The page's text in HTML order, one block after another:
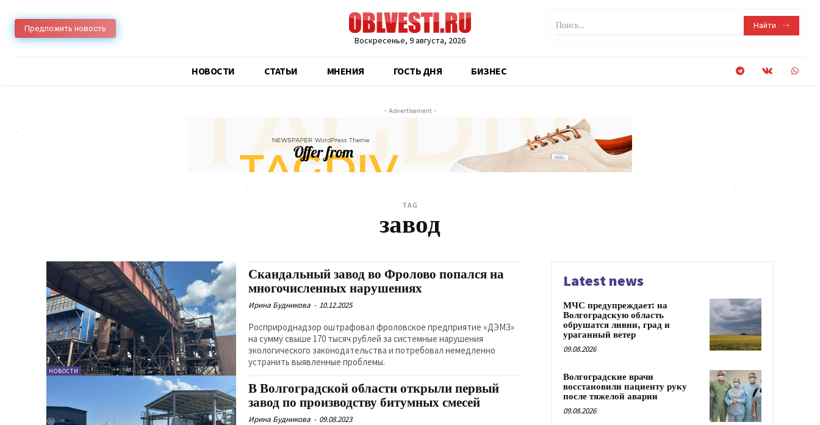
Предложить новость
Воскресенье, 9 августа, 2026
Поиск... Найти
НОВОСТИ CТАТЬИ МНЕНИЯ ГОСТЬ ДНЯ БИЗНЕС
- Advertisement -
TAG
завод
НОВОСТИ
Скандальный завод во Фролово попался на
многочисленных нарушениях
Ирина Будникова - 10.12.2025
Росприроднадзор оштрафовал фроловское предприятие «ДЭМЗ»
на сумму свыше 170 тысяч рублей за системные нарушения
экологического законодательства и потребовал немедленно
устранить выявленные проблемы.
В Волгоградской области открыли первый
завод по производству битумных смесей
Ирина Будникова - 09.08.2023
Latest news
МЧС предупреждает: на
Волгоградскую область
обрушатся ливни, град и
ураганный ветер
09.08.2026
Волгоградские врачи
восстановили пациенту руку
после тяжелой аварии
09.08.2026